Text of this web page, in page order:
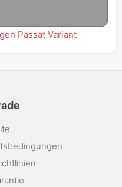
Passat Variant